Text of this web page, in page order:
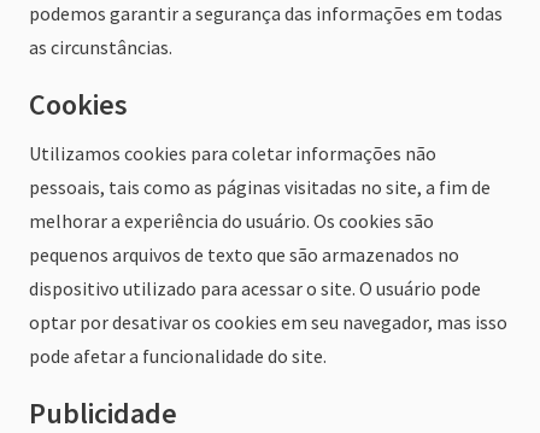
podemos garantir a segurança das informações em todas
as circunstâncias.
Cookies
Utilizamos cookies para coletar informações não
pessoais, tais como as páginas visitadas no site, a fim de
melhorar a experiência do usuário. Os cookies são
pequenos arquivos de texto que são armazenados no
dispositivo utilizado para acessar o site. O usuário pode
optar por desativar os cookies em seu navegador, mas isso
pode afetar a funcionalidade do site.
Publicidade